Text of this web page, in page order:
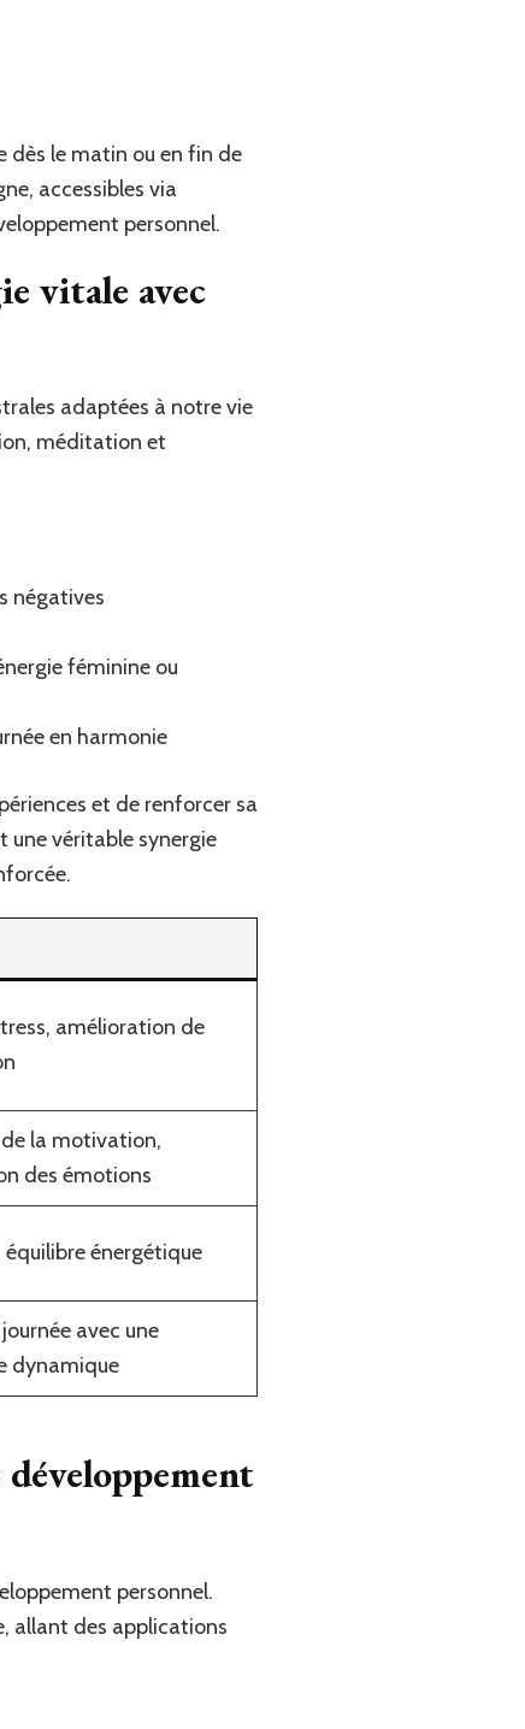
dès le matin ou en fin de
accessibles via
personnel.
vitale avec
adaptées à notre vie
méditation et
négatives
féminine ou
en harmonie
et de renforcer sa
une véritable synergie
amélioration de
la motivation,
des émotions
énergétique
avec une
dynamique
personnel.
allant des applications